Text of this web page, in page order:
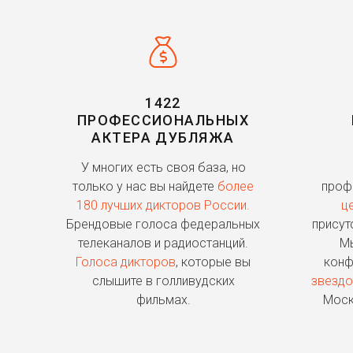
1422
ПРОФЕССИОНАЛЬНЫХ
АКТЕРА ДУБЛЯЖА
У многих есть своя база, но
только у нас вы найдете более
180 лучших дикторов России.
Брендовые голоса федеральных
телеканалов и радиостанций.
Голоса дикторов, которые вы
слышите в голливудских
фильмах.